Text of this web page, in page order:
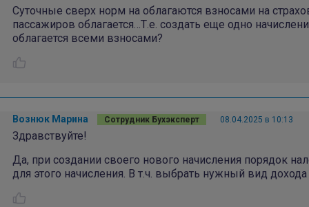
Суточные сверх норм на облагаются взносами на
пассажиров облагается…Т.е. создать еще одно
облагается всеми взносами?
Вознюк Марина Сотрудник Бухэксперт 08.04.2025 в 10:13
Здравствуйте!
Да, при создании своего нового начисления порядок
для этого начисления. В т.ч. выбрать нужный вид